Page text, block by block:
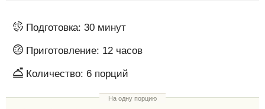
Подготовка: 30 минут
Приготовление: 12 часов
Количество: 6 порций
На одну порцию